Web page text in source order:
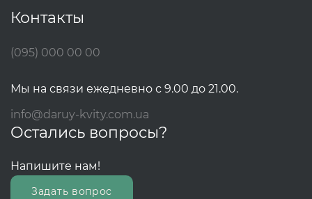
Контакты
(095) 000 00 00
Мы на связи ежедневно с 9.00 до 21.00.
info@daruy-kvity.com.ua
Остались вопросы?
Напишите нам!
Задать вопрос